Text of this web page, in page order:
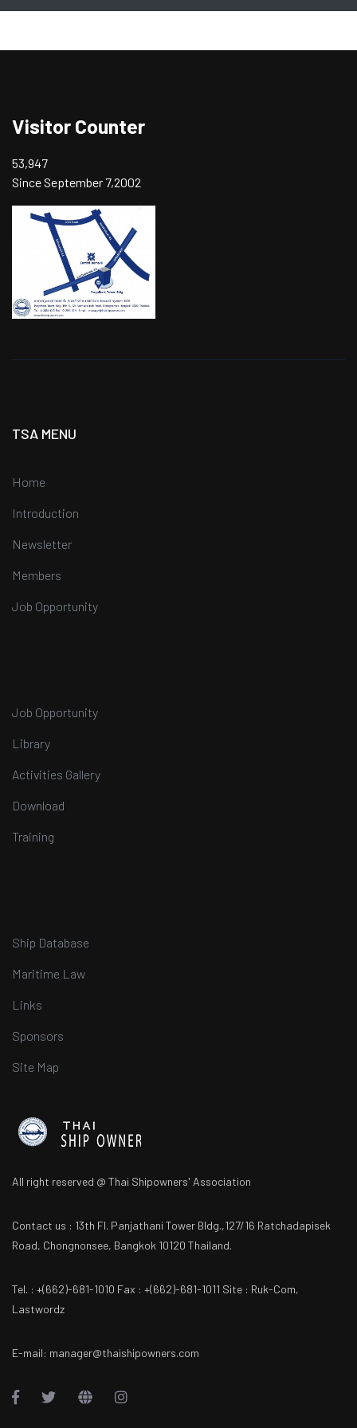
Visitor Counter
53,947
Since September 7,2002
TSA MENU
Home
Introduction
Newsletter
Members
Job Opportunity
Job Opportunity
Library
Activities Gallery
Download
Training
Ship Database
Maritime Law
Links
Sponsors
Site Map
All right reserved @ Thai Shipowners' Association
Contact us : 13th Fl. Panjathani Tower Bldg.,127/16 Ratchadapisek
Road, Chongnonsee, Bangkok 10120 Thailand.
Tel. : +(662)-681-1010 Fax : +(662)-681-1011 Site : Ruk-Com,
Lastwordz
E-mail: manager@thaishipowners.com